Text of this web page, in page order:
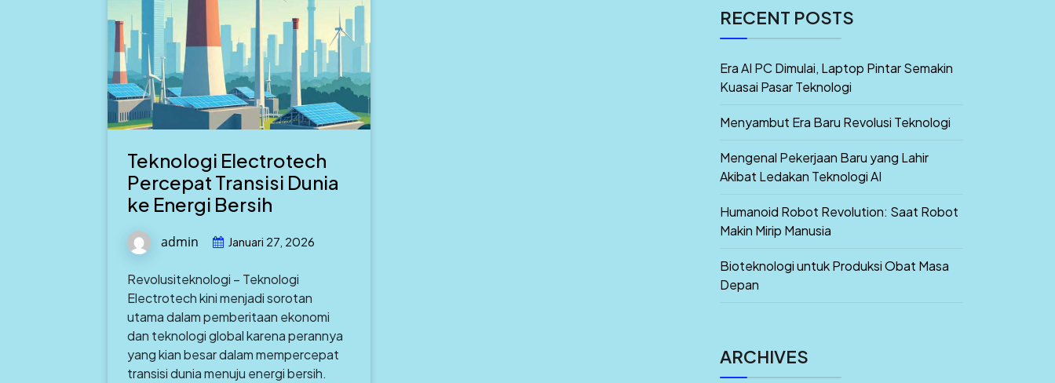
Teknologi Electrotech
Percepat Transisi Dunia
ke Energi Bersih
admin Januari 27, 2026
Revolusiteknologi – Teknologi
Electrotech kini menjadi sorotan
utama dalam pemberitaan ekonomi
dan teknologi global karena perannya
yang kian besar dalam mempercepat
transisi dunia menuju energi bersih.
RECENT POSTS
Era AI PC Dimulai, Laptop Pintar Semakin
Kuasai Pasar Teknologi
Menyambut Era Baru Revolusi Teknologi
Mengenal Pekerjaan Baru yang Lahir
Akibat Ledakan Teknologi AI
Humanoid Robot Revolution: Saat Robot
Makin Mirip Manusia
Bioteknologi untuk Produksi Obat Masa
Depan
ARCHIVES